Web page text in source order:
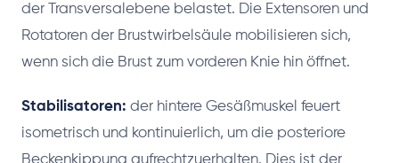
der Transversalebene belastet. Die Extensoren und
Rotatoren der Brustwirbelsäule mobilisieren sich,
wenn sich die Brust zum vorderen Knie hin öffnet.
Stabilisatoren: der hintere Gesäßmuskel feuert
isometrisch und kontinuierlich, um die posteriore
Beckenkippung aufrechtzuerhalten. Dies ist der